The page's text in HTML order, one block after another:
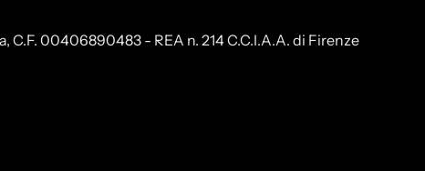
C.F. 00406890483 - REA n. 214 C.C.I.A.A. di Firenze